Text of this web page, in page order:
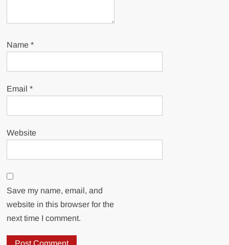
Name*
Email*
Website
Save my name, email, and
website in this browser for the
next time I comment.